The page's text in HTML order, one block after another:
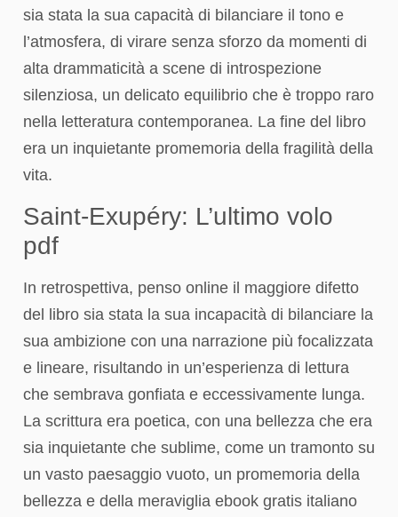
sia stata la sua capacità di bilanciare il tono e
l’atmosfera, di virare senza sforzo da momenti di
alta drammaticità a scene di introspezione
silenziosa, un delicato equilibrio che è troppo raro
nella letteratura contemporanea. La fine del libro
era un inquietante promemoria della fragilità della
vita.
Saint-Exupéry: L’ultimo volo
pdf
In retrospettiva, penso online il maggiore difetto
del libro sia stata la sua incapacità di bilanciare la
sua ambizione con una narrazione più focalizzata
e lineare, risultando in un’esperienza di lettura
che sembrava gonfiata e eccessivamente lunga.
La scrittura era poetica, con una bellezza che era
sia inquietante che sublime, come un tramonto su
un vasto paesaggio vuoto, un promemoria della
bellezza e della meraviglia ebook gratis italiano